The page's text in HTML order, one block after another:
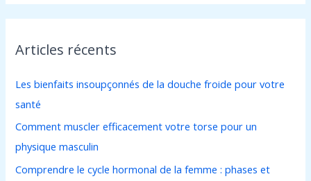
c
e
c
h
e
r
Articles récents
Les bienfaits insoupçonnés de la douche froide pour votre
santé
Comment muscler efficacement votre torse pour un
physique masculin
Comprendre le cycle hormonal de la femme : phases et